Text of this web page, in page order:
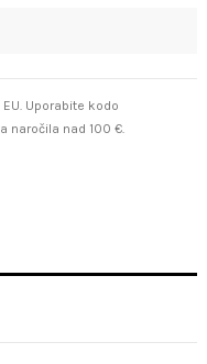
Uporabite kodo
naročila nad 100 €.